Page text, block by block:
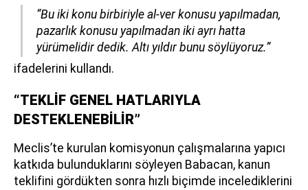
“Bu iki konu birbiriyle al-ver konusu yapılmadan,
pazarlık konusu yapılmadan iki ayrı hatta
yürümelidir dedik. Altı yıldır bunu söylüyoruz.”
ifadelerini kullandı.
“TEKLİF GENEL HATLARIYLA
DESTEKLENEBİLİR”
Meclis’te kurulan komisyonun çalışmalarına yapıcı
katkıda bulunduklarını söyleyen Babacan, kanun
teklifini gördükten sonra hızlı biçimde incelediklerini